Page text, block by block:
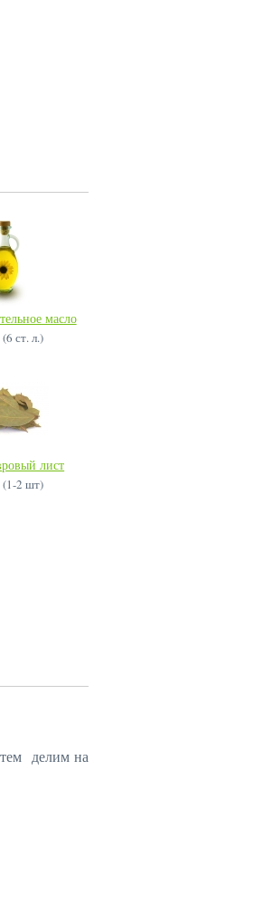
масло
(6 ст. л.)
лист
(1-2 шт)
делим на